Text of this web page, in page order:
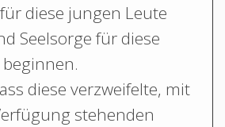
diese jungen Leute
Seelsorge für diese
diese verzweifelte, mit
stehenden